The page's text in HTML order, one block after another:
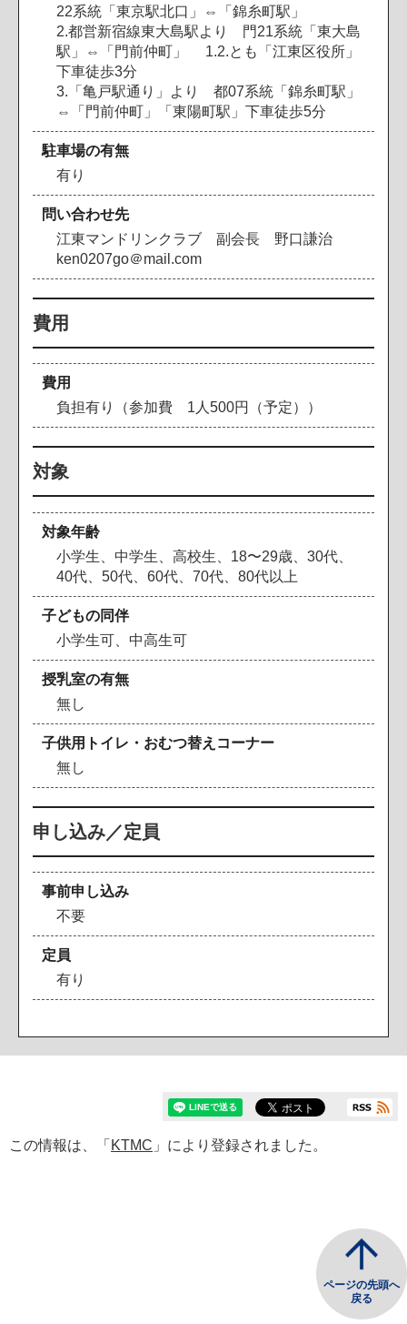
22系統「東京駅北口」⇔「錦糸町駅」
2.都営新宿線東大島駅より 門21系統「東大島
駅」⇔「門前仲町」 1.2.とも「江東区役所」
下車徒歩3分
3.「亀戸駅通り」より 都07系統「錦糸町駅」
⇔「門前仲町」「東陽町駅」下車徒歩5分
駐車場の有無
有り
問い合わせ先
江東マンドリンクラブ 副会長 野口謙治
ken0207go＠mail.com
費用
費用
負担有り（参加費 1人500円（予定））
対象
対象年齢
小学生、中学生、高校生、18〜29歳、30代、
40代、50代、60代、70代、80代以上
子どもの同伴
小学生可、中高生可
授乳室の有無
無し
子供用トイレ・おむつ替えコーナー
無し
申し込み／定員
事前申し込み
不要
定員
有り
この情報は、「 KTMC 」により登録されました。
ページの先頭へ
戻る